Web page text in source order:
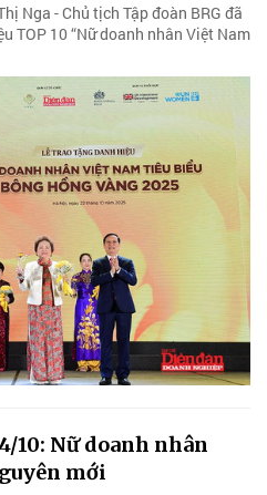
Nga - Chủ tịch Tập đoàn BRG đã
TOP 10 “Nữ doanh nhân Việt Nam
10: Nữ doanh nhân
mới